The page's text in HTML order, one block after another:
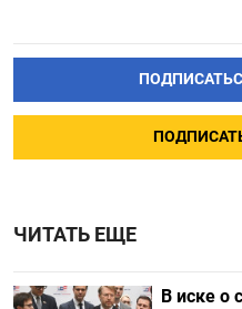
ЧИТАТЬ ЕЩЕ
В иске о